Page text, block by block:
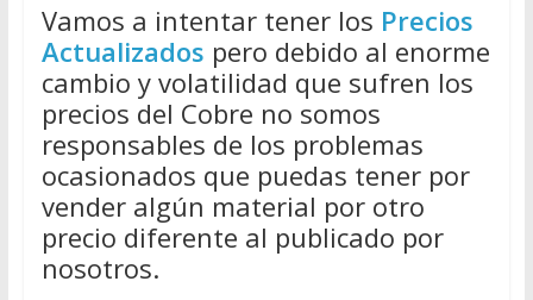
Vamos a intentar tener los Precios
Actualizados pero debido al enorme
cambio y volatilidad que sufren los
precios del Cobre no somos
responsables de los problemas
ocasionados que puedas tener por
vender algún material por otro
precio diferente al publicado por
nosotros.